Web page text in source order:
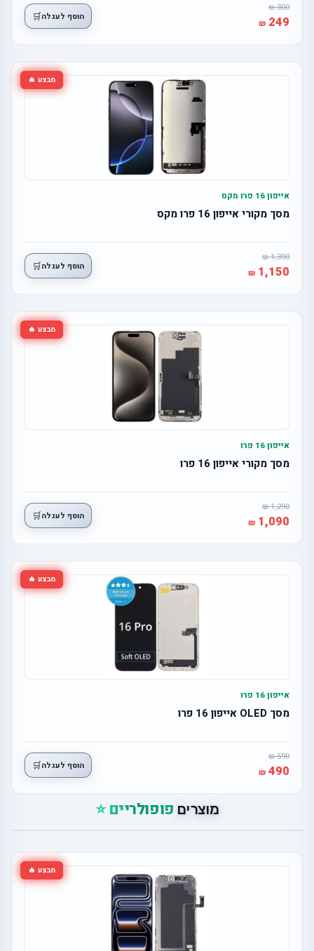
300
249 הוסף לעגלה🛒
מבצע 🔥
אייפון 16 פרו מקס
מסך מקורי אייפון 16 פרו מקס
1,390
1,150 הוסף לעגלה🛒
מבצע 🔥
אייפון 16 פרו
מסך מקורי אייפון 16 פרו
1,290
1,090 הוסף לעגלה🛒
מבצע 🔥
אייפון 16 פרו
מסך OLED אייפון 16 פרו
590
490 הוסף לעגלה🛒
מוצרים פופולריים ⭐
מבצע 🔥